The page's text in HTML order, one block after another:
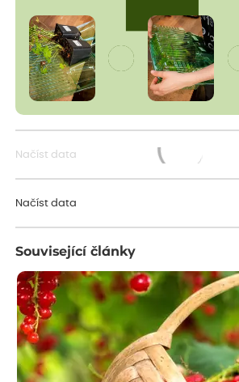
Načíst data
Načíst data
Související články